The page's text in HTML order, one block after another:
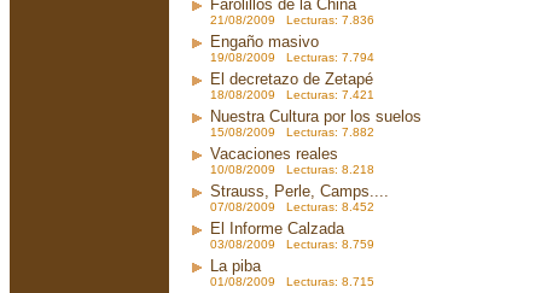
Farolillos de la China
21/08/2009 Lecturas: 7.836
Engaño masivo
19/08/2009 Lecturas: 7.794
El decretazo de Zetapé
18/08/2009 Lecturas: 7.421
Nuestra Cultura por los suelos
15/08/2009 Lecturas: 7.882
Vacaciones reales
10/08/2009 Lecturas: 8.218
Strauss, Perle, Camps....
07/08/2009 Lecturas: 8.452
El Informe Calzada
03/08/2009 Lecturas: 8.759
La piba
01/08/2009 Lecturas: 8.715